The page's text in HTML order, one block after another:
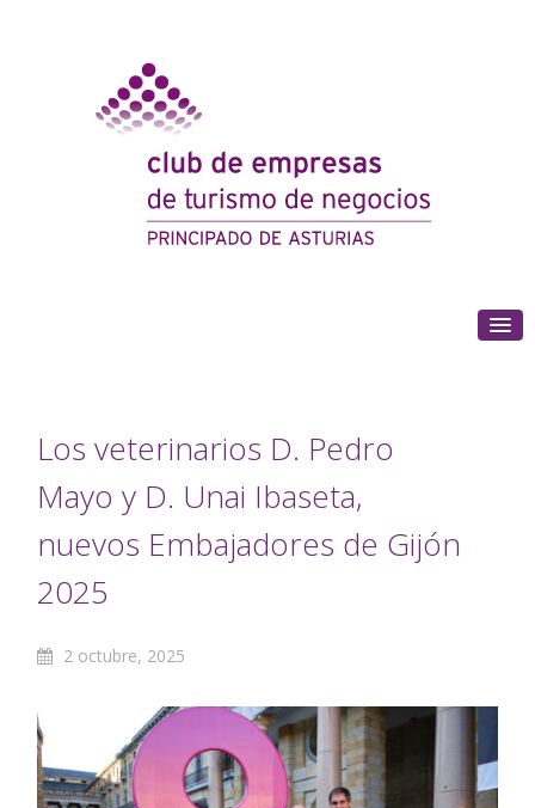
Los veterinarios D. Pedro
Mayo y D. Unai Ibaseta,
nuevos Embajadores de Gijón
2025
2 octubre, 2025